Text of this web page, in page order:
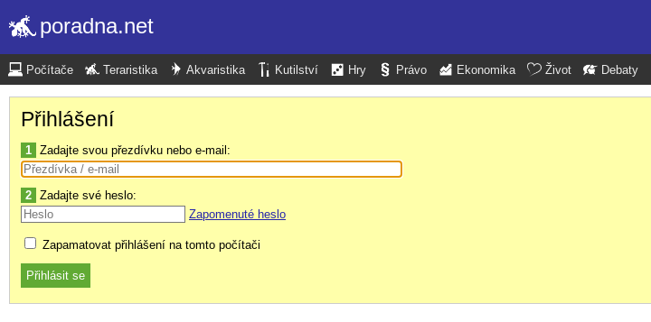
poradna.net
Počítače Teraristika Akvaristika Kutilství Hry Právo Ekonomika Život Debaty
Přihlášení
1 Zadajte svou přezdívku nebo e-mail:
2 Zadajte své heslo:
Zapomenuté heslo
Zapamatovat přihlášení na tomto počítači